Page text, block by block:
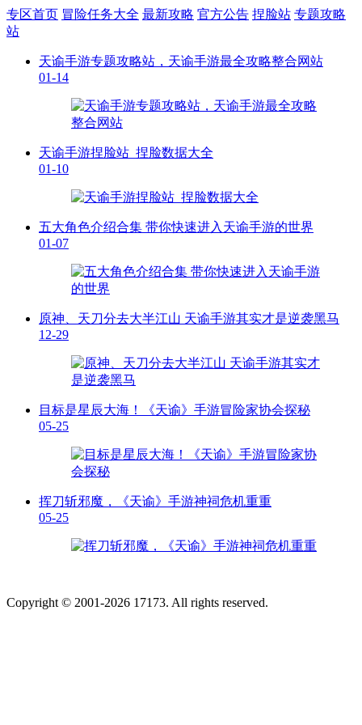
专区首页 冒险任务大全 最新攻略 官方公告 捏脸站 专题攻略
站
天谕手游专题攻略站，天谕手游最全攻略整合网站
01-14
天谕手游捏脸站_捏脸数据大全
01-10
五大角色介绍合集 带你快速进入天谕手游的世界
01-07
原神、天刀分去大半江山 天谕手游其实才是逆袭黑马
12-29
目标是星辰大海！《天谕》手游冒险家协会探秘
05-25
挥刀斩邪魔，《天谕》手游神祠危机重重
05-25
Copyright © 2001-2026 17173. All rights reserved.